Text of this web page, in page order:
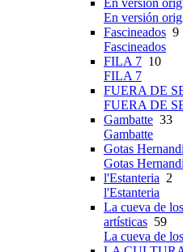
En versión
En versión
Fascineados 9
Fascineados
FILA 7 10
FILA 7
FUERA DE
FUERA DE
Gambatte 33
Gambatte
Gotas
Gotas
l'Estanteria 2
l'Estanteria
La cueva de
artísticas 59
La cueva de